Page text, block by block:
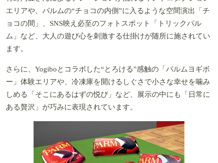
エリアや、パルムの“チョコの内側”に入るような空間演出「チ
ョコの間」、SNS映え必至のフォトスポット「トリックパル
ム」など、大人の遊び心を刺激する仕掛けが随所に施されてい
ます。
さらに、Yogiboとコラボした“とろける”感触の「パルムヨギボ
ー」体験エリアや、冷凍庫を開けるしぐさで小さな幸せを噛み
しめる「そこにあるはずの悦び」など、展示の中にも「日常に
ある贅沢」が巧みに表現されています。